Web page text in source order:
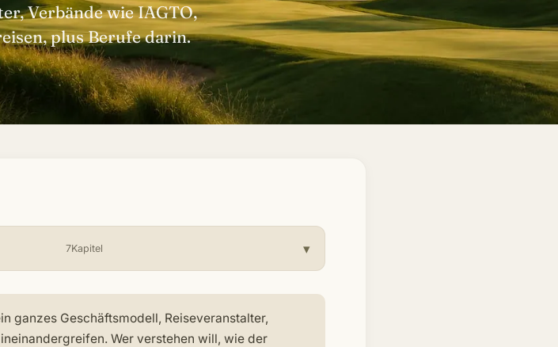
Verbände wie IAGTO,
plus Berufe darin.
7Kapitel
ganzes Geschäftsmodell, Reiseveranstalter,
Wer verstehen will, wie der